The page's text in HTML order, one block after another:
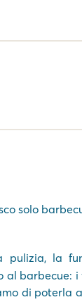
solo
pulizia, la
al barbecue: i
di poterla